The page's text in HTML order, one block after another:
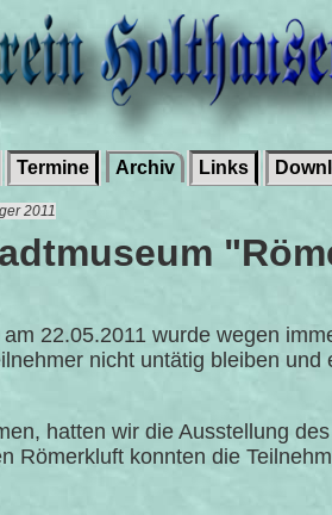
Termine Archiv Links
2011
22.05.2011 wurde wegen
nicht untätig bleiben
hatten wir die Ausstellung
Römerkluft konnten die